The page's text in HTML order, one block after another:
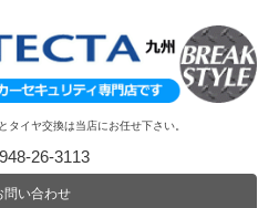
タイヤ交換は当店にお任せ下さい。
26-3113
問い合わせ